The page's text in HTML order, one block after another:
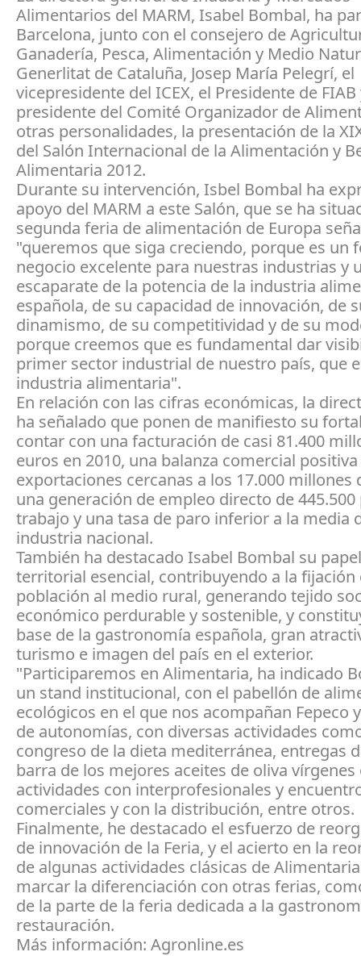
Alimentarios del MARM, Isabel Bombal, ha
Barcelona, junto con el consejero de
Ganadería, Pesca, Alimentación y Medio
Generlitat de Cataluña, Josep María Pelegrí, el
vicepresidente del ICEX, el Presidente de FIAB
presidente del Comité Organizador de
otras personalidades, la presentación de la
del Salón Internacional de la Alimentación y
Alimentaria 2012.
Durante su intervención, Isbel Bombal ha
apoyo del MARM a este Salón, que se ha
segunda feria de alimentación de Europa
"queremos que siga creciendo, porque es un
negocio excelente para nuestras industrias y
escaparate de la potencia de la industria
española, de su capacidad de innovación, de
dinamismo, de su competitividad y de su
porque creemos que es fundamental dar
primer sector industrial de nuestro país, que
industria alimentaria".
En relación con las cifras económicas, la
ha señalado que ponen de manifiesto su
contar con una facturación de casi 81.400
euros en 2010, una balanza comercial
exportaciones cercanas a los 17.000 millones
una generación de empleo directo de
trabajo y una tasa de paro inferior a la media
industria nacional.
También ha destacado Isabel Bombal su
territorial esencial, contribuyendo a la fijación
población al medio rural, generando tejido
económico perdurable y sostenible, y
base de la gastronomía española, gran
turismo e imagen del país en el exterior.
"Participaremos en Alimentaria, ha indicado
un stand institucional, con el pabellón de
ecológicos en el que nos acompañan Fepeco
de autonomías, con diversas actividades
congreso de la dieta mediterránea, entregas
barra de los mejores aceites de oliva vírgenes
actividades con interprofesionales y
comerciales y con la distribución, entre otros.
Finalmente, he destacado el esfuerzo de
de innovación de la Feria, y el acierto en la
de algunas actividades clásicas de
marcar la diferenciación con otras ferias,
de la parte de la feria dedicada a la
restauración.
Más información: Agronline.es